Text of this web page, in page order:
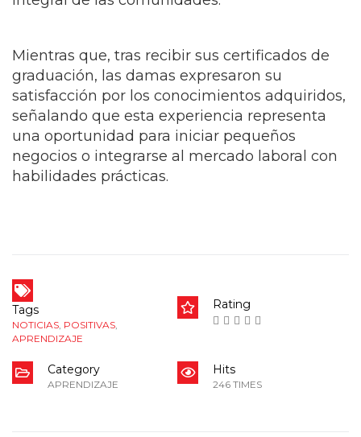
Mientras que, tras recibir sus certificados de
graduación, las damas expresaron su
satisfacción por los conocimientos adquiridos,
señalando que esta experiencia representa
una oportunidad para iniciar pequeños
negocios o integrarse al mercado laboral con
habilidades prácticas.
Tags
NOTICIAS POSITIVAS
APRENDIZAJE
Rating
Category
APRENDIZAJE
Hits
246 TIMES